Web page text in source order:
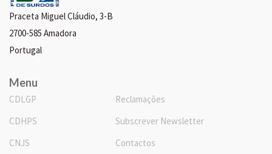
Praceta Miguel Cláudio, 3-B
2700-585 Amadora
Portugal
Menu
CDLGP
CDHPS
CNJS
Reclamações
Subscrever Newsletter
Contactos